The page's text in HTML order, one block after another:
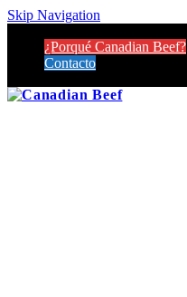
Skip Navigation
¿Porqué Canadian Beef?
Contacto